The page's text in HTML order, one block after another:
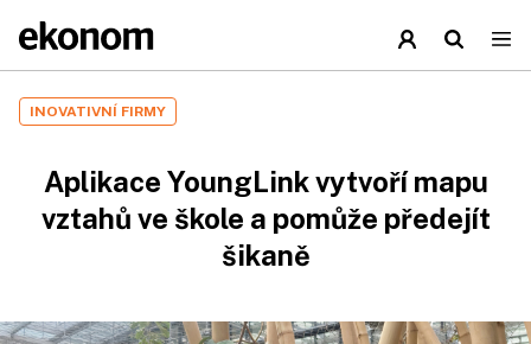
INOVATIVNÍ FIRMY
Aplikace YoungLink vytvoří mapu
vztahů ve škole a pomůže předejít
šikaně